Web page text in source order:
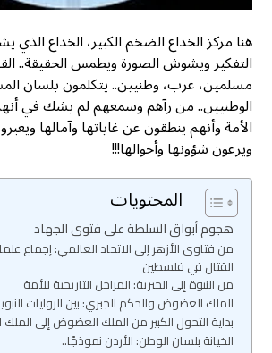
هنا مركز الخداع الضخم الكبير، الخداع الذي
التفكير ويشوش الصورة ويطمس الحقيقة..
مسلمين، عرب، وطنيين.. يتكلمون بلسان
الوطنيين.. من رآهم وسمعهم لم يشك في
الأمة وأنهم ينطقون عن غاياتها وآمالها
ويرعون شؤونها وأحوالها!!!
المحتويات
هجوم أبواق السلطة على فتوى الجهاد
من فتاوى الأزهر إلى الاتحاد العالمي: إجماع
القتال في فلسطين
من النبوة إلى الجبرية: المراحل التاريخية للأمة
الملك العضوض والحكم الجبري: بين الروايات
بداية التحول الكبير من الملك العضوض إلى الملك
الخيانة بلسان الوطن: الأردن نموذجًا..